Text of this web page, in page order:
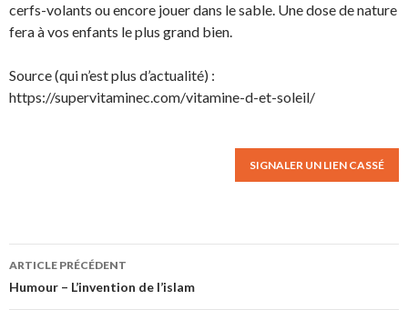
cerfs-volants ou encore jouer dans le sable. Une dose de nature
fera à vos enfants le plus grand bien.
Source (qui n’est plus d’actualité) :
https://supervitaminec.com/vitamine-d-et-soleil/
SIGNALER UN LIEN CASSÉ
Navigation des articles
ARTICLE PRÉCÉDENT
Humour – L’invention de l’islam